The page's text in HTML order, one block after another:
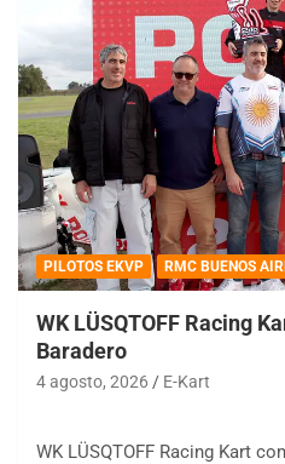
PILOTOS EKVP RMC BUENOS
WK LÜSQTOFF Racing
Baradero
4 agosto, 2026 E-Kart
WK LÜSQTOFF Racing Kart